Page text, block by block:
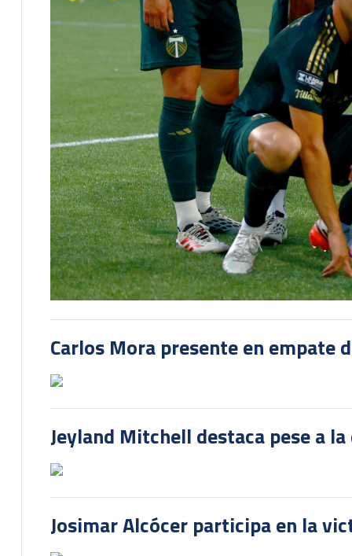
Carlos Mora presente en empate
Jeyland Mitchell destaca pese a
Josimar Alcócer participa en la